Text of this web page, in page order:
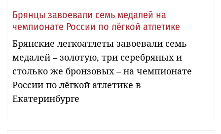
Брянцы завоевали семь медалей на
чемпионате России по лёгкой атлетике
Брянские легкоатлеты завоевали семь
медалей – золотую, три серебряных и
столько же бронзовых – на чемпионате
России по лёгкой атлетике в
Екатеринбурге